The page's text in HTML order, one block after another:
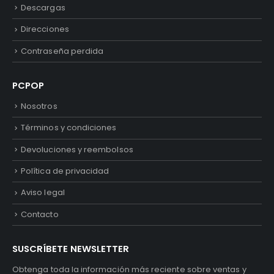
Descargas
Direcciones
Contraseña perdida
PCPOP
Nosotros
Términos y condiciones
Devoluciones y reembolsos
Política de privacidad
Aviso legal
Contacto
SUSCRÍBETE NEWSLETTER
Obtenga toda la información más reciente sobre ventas y